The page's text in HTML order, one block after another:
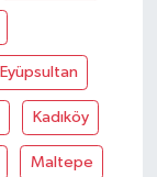
Eyüpsultan
Kadıköy
Maltepe